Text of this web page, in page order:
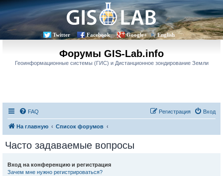
Twitter Facebook Google+ English
Форумы GIS-Lab.info
Геоинформационные системы (ГИС) и Дистанционное зондирование Земли
FAQ Вход
Регистрация
На главную Список форумов
Часто задаваемые вопросы
Вход на конференцию и регистрация
Зачем мне нужно регистрироваться?